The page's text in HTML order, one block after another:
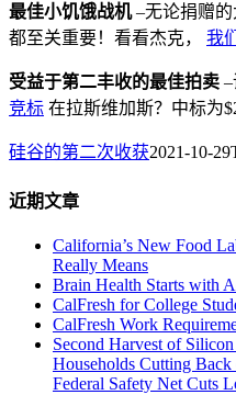
最佳小饥饿战机–无论捐赠的
都至关重要！看看杰克， 我
受益于第二丰收的最佳拍卖
竞标 在拉斯维加斯？中标为
硅谷的第二次收获2021-10-
近期文章
California’s New Food
Really Means
Brain Health Starts with
CalFresh for College
CalFresh Work
Second Harvest of
Households Cutting
Federal Safety Net Cuts